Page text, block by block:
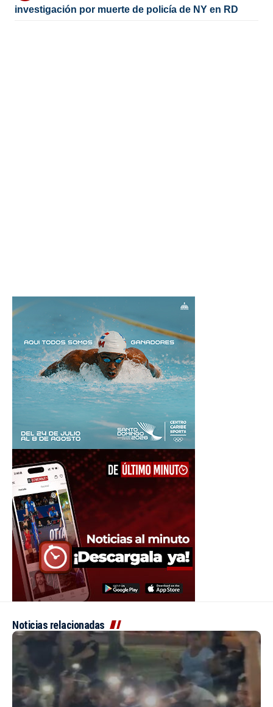
investigación por muerte de policía de NY en RD
Noticias relacionadas